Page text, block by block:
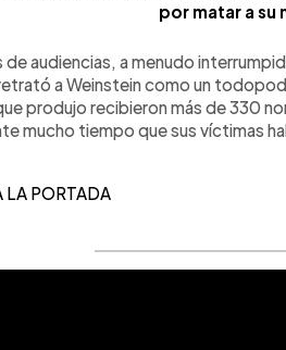
por matar a su
de audiencias, a menudo
a Weinstein como un
produjo recibieron más de 330
mucho tiempo que sus víctimas
LA PORTADA